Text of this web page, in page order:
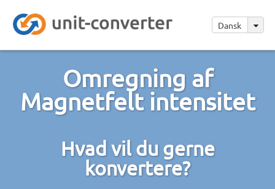
Dansk
Omregning af
Magnetfelt intensitet
Hvad vil du gerne
konvertere?